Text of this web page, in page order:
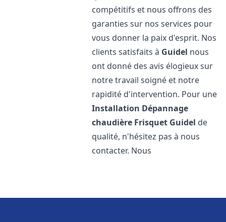
compétitifs et nous offrons des
garanties sur nos services pour
vous donner la paix d'esprit. Nos
clients satisfaits à Guidel nous
ont donné des avis élogieux sur
notre travail soigné et notre
rapidité d'intervention. Pour une
Installation Dépannage
chaudière Frisquet Guidel de
qualité, n'hésitez pas à nous
contacter. Nous